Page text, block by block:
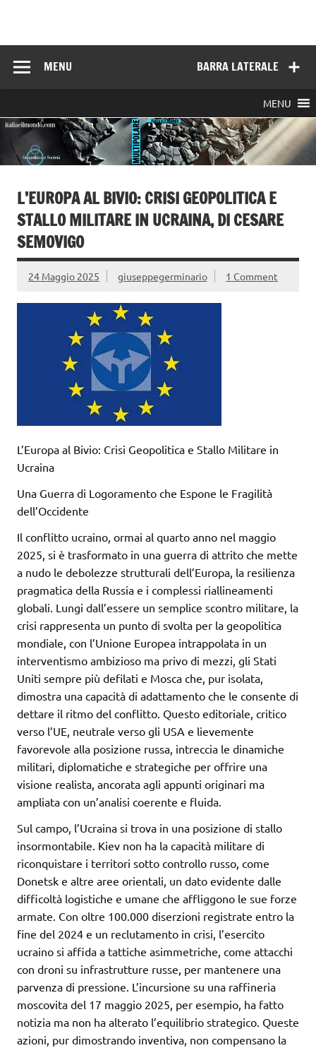
BARRA LATERALE
MENU
MENU
L’EUROPA AL BIVIO: CRISI GEOPOLITICA E
STALLO MILITARE IN UCRAINA, DI CESARE
SEMOVIGO
24 Maggio 2025 giuseppegerminario 1 Comment
L’Europa al Bivio: Crisi Geopolitica e Stallo Militare in
Ucraina
Una Guerra di Logoramento che Espone le Fragilità
dell’Occidente
Il conflitto ucraino, ormai al quarto anno nel maggio
2025, si è trasformato in una guerra di attrito che mette
a nudo le debolezze strutturali dell’Europa, la resilienza
pragmatica della Russia e i complessi riallineamenti
globali. Lungi dall’essere un semplice scontro militare, la
crisi rappresenta un punto di svolta per la geopolitica
mondiale, con l’Unione Europea intrappolata in un
interventismo ambizioso ma privo di mezzi, gli Stati
Uniti sempre più defilati e Mosca che, pur isolata,
dimostra una capacità di adattamento che le consente di
dettare il ritmo del conflitto. Questo editoriale, critico
verso l’UE, neutrale verso gli USA e lievemente
favorevole alla posizione russa, intreccia le dinamiche
militari, diplomatiche e strategiche per offrire una
visione realista, ancorata agli appunti originari ma
ampliata con un’analisi coerente e fluida.
Sul campo, l’Ucraina si trova in una posizione di stallo
insormontabile. Kiev non ha la capacità militare di
riconquistare i territori sotto controllo russo, come
Donetsk e altre aree orientali, un dato evidente dalle
difficoltà logistiche e umane che affliggono le sue forze
armate. Con oltre 100.000 diserzioni registrate entro la
fine del 2024 e un reclutamento in crisi, l’esercito
ucraino si affida a tattiche asimmetriche, come attacchi
con droni su infrastrutture russe, per mantenere una
parvenza di pressione. L’incursione su una raffineria
moscovita del 17 maggio 2025, per esempio, ha fatto
notizia ma non ha alterato l’equilibrio strategico. Queste
azioni, pur dimostrando inventiva, non compensano la